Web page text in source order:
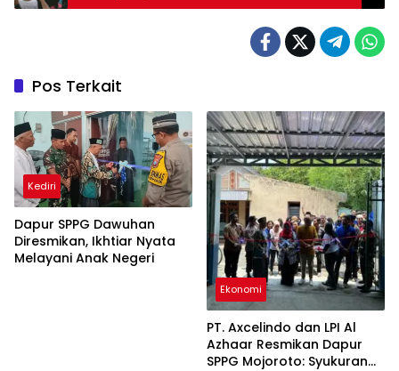
Pos Terkait
Kediri
Dapur SPPG Dawuhan
Diresmikan, Ikhtiar Nyata
Melayani Anak Negeri
Ekonomi
PT. Axcelindo dan LPI Al
Azhaar Resmikan Dapur
SPPG Mojoroto: Syukuran